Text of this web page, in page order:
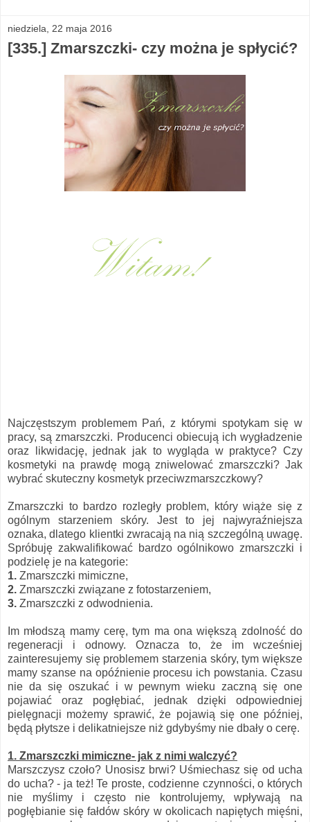
niedziela, 22 maja 2016
[335.] Zmarszczki- czy można je spłycić?
Najczęstszym problemem Pań, z którymi spotykam się w
pracy, są zmarszczki. Producenci obiecują ich wygładzenie
oraz likwidację, jednak jak to wygląda w praktyce? Czy
kosmetyki na prawdę mogą zniwelować zmarszczki? Jak
wybrać skuteczny kosmetyk przeciwzmarszczkowy?
Zmarszczki to bardzo rozległy problem, który wiąże się z
ogólnym starzeniem skóry. Jest to jej najwyraźniejsza
oznaka, dlatego klientki zwracają na nią szczególną uwagę.
Spróbuję zakwalifikować bardzo ogólnikowo zmarszczki i
podzielę je na kategorie:
1. Zmarszczki mimiczne,
2. Zmarszczki związane z fotostarzeniem,
3. Zmarszczki z odwodnienia.
Im młodszą mamy cerę, tym ma ona większą zdolność do
regeneracji i odnowy. Oznacza to, że im wcześniej
zainteresujemy się problemem starzenia skóry, tym większe
mamy szanse na opóźnienie procesu ich powstania. Czasu
nie da się oszukać i w pewnym wieku zaczną się one
pojawiać oraz pogłębiać, jednak dzięki odpowiedniej
pielęgnacji możemy sprawić, że pojawią się one później,
będą płytsze i delikatniejsze niż gdybyśmy nie dbały o cerę.
1. Zmarszczki mimiczne- jak z nimi walczyć?
Marszczysz czoło? Unosisz brwi? Uśmiechasz się od ucha
do ucha? - ja też! Te proste, codzienne czynności, o których
nie myślimy i często nie kontrolujemy, wpływają na
pogłębianie się fałdów skóry w okolicach napiętych mięśni,